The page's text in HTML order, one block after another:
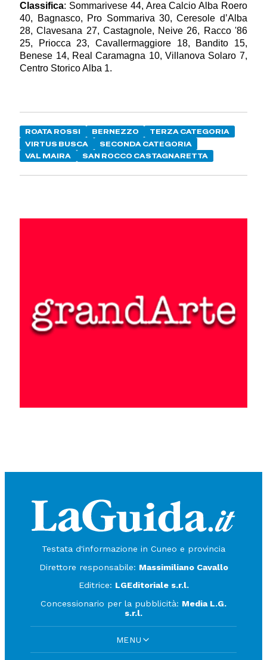
Classifica: Sommarivese 44, Area Calcio Alba Roero
40, Bagnasco, Pro Sommariva 30, Ceresole d’Alba
28, Clavesana 27, Castagnole, Neive 26, Racco '86
25, Priocca 23, Cavallermaggiore 18, Bandito 15,
Benese 14, Real Caramagna 10, Villanova Solaro 7,
Centro Storico Alba 1.
ROATA ROSSI BERNEZZO
TERZA CATEGORIA
VIRTUS BUSCA
SECONDA CATEGORIA
VAL MAIRA
SAN ROCCO CASTAGNARETTA
Testata d'informazione in Cuneo e provincia
Direttore responsabile: Massimiliano Cavallo
Editrice: LGEditoriale s.r.l.
Concessionario per la pubblicità: Media L.G.
s.r.l.
MENU